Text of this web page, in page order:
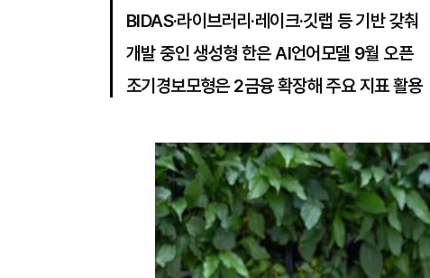
BIDAS·라이브러리·레이크·깃랩 등 기반 갖춰
개발 중인 생성형 한은 AI언어모델 9월 오픈
조기경보모형은 2금융 확장해 주요 지표 활용